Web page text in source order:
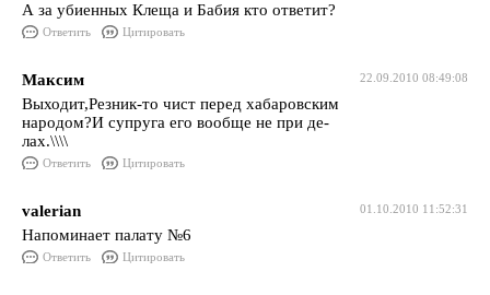
А за убиенных Клеща и Бабия кто ответит?
Ответить Цитировать
22.09.2010 08:49:08
Максим
Выходит,Резник-то чист перед хабаровским
народом?И супруга его вообще не при де-
лах.\\\\
Ответить Цитировать
01.10.2010 11:52:31
valerian
Напоминает палату №6
Ответить Цитировать